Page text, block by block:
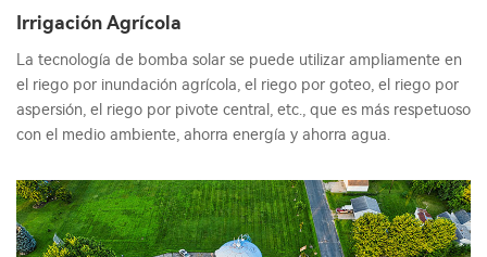
Irrigación Agrícola
La tecnología de bomba solar se puede utilizar ampliamente en
el riego por inundación agrícola, el riego por goteo, el riego por
aspersión, el riego por pivote central, etc., que es más respetuoso
con el medio ambiente, ahorra energía y ahorra agua.